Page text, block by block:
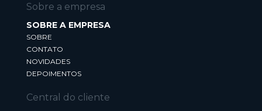
Sobre a empresa
SOBRE A EMPRESA
SOBRE
CONTATO
NOVIDADES
DEPOIMENTOS
Central do cliente